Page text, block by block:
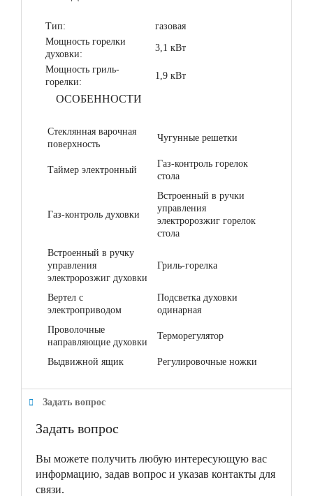
Тип:
газовая
Мощность горелки
духовки:
3,1 кВт
Мощность гриль-
горелки:
1,9 кВт
ОСОБЕННОСТИ
Стеклянная варочная
поверхность
Чугунные решетки
Таймер электронный
Газ-контроль горелок
стола
Газ-контроль духовки
Встроенный в ручки
управления
электророзжиг горелок
стола
Встроенный в ручку
управления
электророзжиг духовки
Гриль-горелка
Вертел с
электроприводом
Подсветка духовки
одинарная
Проволочные
направляющие духовки
Терморегулятор
Выдвижной ящик Регулировочные ножки
Задать вопрос
Задать вопрос
Вы можете получить любую интересующую вас
информацию, задав вопрос и указав контакты для
связи.